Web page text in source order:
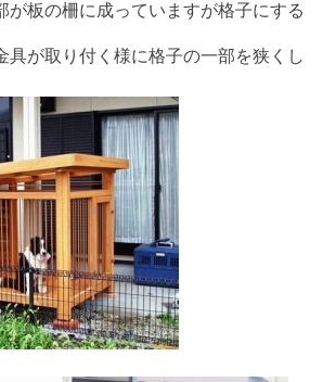
が板の柵に成っていますが格子にする
具が取り付く様に格子の一部を狭くし